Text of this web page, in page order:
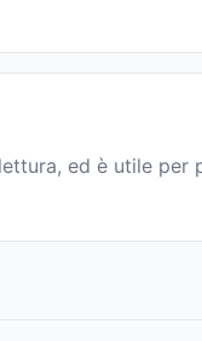
ed è utile per